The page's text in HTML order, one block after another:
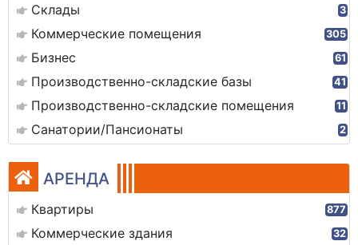
Склады 3
Коммерческие помещения 305
Бизнес 61
Производственно-складские базы 41
Производственно-складские помещения 11
Санатории/Пансионаты 2
АРЕНДА
Квартиры 877
Коммерческие здания 32